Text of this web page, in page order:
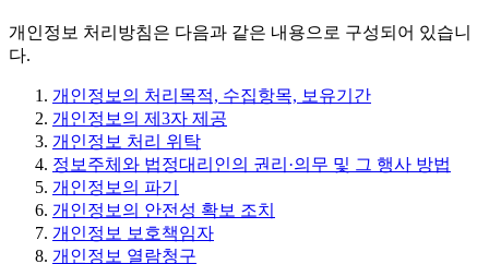
개인정보 처리방침은 다음과 같은 내용으로 구성되어 있습니
다.
개인정보의 처리목적, 수집항목, 보유기간
개인정보의 제3자 제공
개인정보 처리 위탁
정보주체와 법정대리인의 권리·의무 및 그 행사 방법
개인정보의 파기
개인정보의 안전성 확보 조치
개인정보 보호책임자
개인정보 열람청구